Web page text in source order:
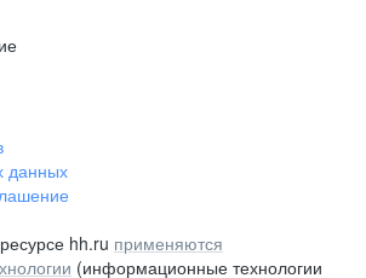
данных
hh.ru применяются
(информационные технологии